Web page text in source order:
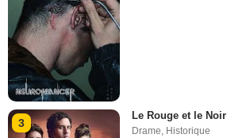
3
Le Rouge et le Noir
Drame, Historique